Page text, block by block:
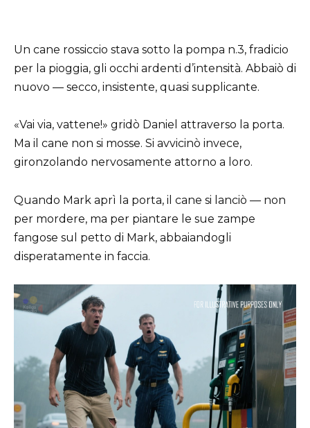
Un cane rossiccio stava sotto la pompa n.3, fradicio
per la pioggia, gli occhi ardenti d’intensità. Abbaiò di
nuovo — secco, insistente, quasi supplicante.
«Vai via, vattene!» gridò Daniel attraverso la porta.
Ma il cane non si mosse. Si avvicinò invece,
gironzolando nervosamente attorno a loro.
Quando Mark aprì la porta, il cane si lanciò — non
per mordere, ma per piantare le sue zampe
fangose sul petto di Mark, abbaiandogli
disperatamente in faccia.